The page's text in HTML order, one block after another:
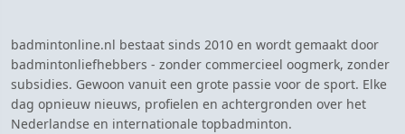
badmintonline.nl bestaat sinds 2010 en wordt gemaakt door
badmintonliefhebbers - zonder commercieel oogmerk, zonder
subsidies. Gewoon vanuit een grote passie voor de sport. Elke
dag opnieuw nieuws, profielen en achtergronden over het
Nederlandse en internationale topbadminton.